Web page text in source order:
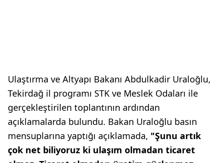
Ulaştırma ve Altyapı Bakanı Abdulkadir Uraloğlu,
Tekirdağ il programı STK ve Meslek Odaları ile
gerçekleştirilen toplantının ardından
açıklamalarda bulundu. Bakan Uraloğlu basın
mensuplarına yaptığı açıklamada, "Şunu artık
çok net biliyoruz ki ulaşım olmadan ticaret